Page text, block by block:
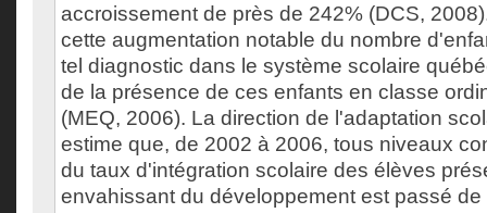
accroissement de près de 242% (DCS,
cette augmentation notable du nombre
tel diagnostic dans le système scolaire
de la présence de ces enfants en classe
(MEQ, 2006). La direction de l'adaptation
estime que, de 2002 à 2006, tous niveaux
du taux d'intégration scolaire des élèves
envahissant du développement est passé